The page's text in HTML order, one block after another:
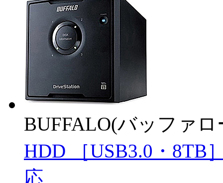
BUFFALO(バッファロ
HDD ［USB3.0・8TB
応